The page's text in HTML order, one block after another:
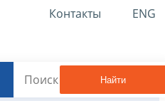
Контакты ENG
Найти